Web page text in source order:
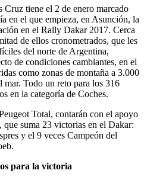
tiene el 2 de enero marcado
en el que empieza, en Asunción, la
en el Rally Dakar 2017. Cerca
de ellos cronometrados, que les
del norte de Argentina,
de condiciones cambiantes, en el
como zonas de montaña a 3.000
mar. Todo un reto para los 316
en la categoría de Coches.
Total, contarán con el apoyo
que suma 23 victorias en el Dakar:
y el 9 veces Campeón del
para la victoria